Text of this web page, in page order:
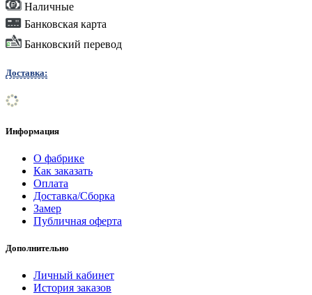
Наличные
Банковская карта
Банковский перевод
Доставка:
Информация
О фабрике
Как заказать
Оплата
Доставка/Сборка
Замер
Публичная оферта
Дополнительно
Личный кабинет
История заказов